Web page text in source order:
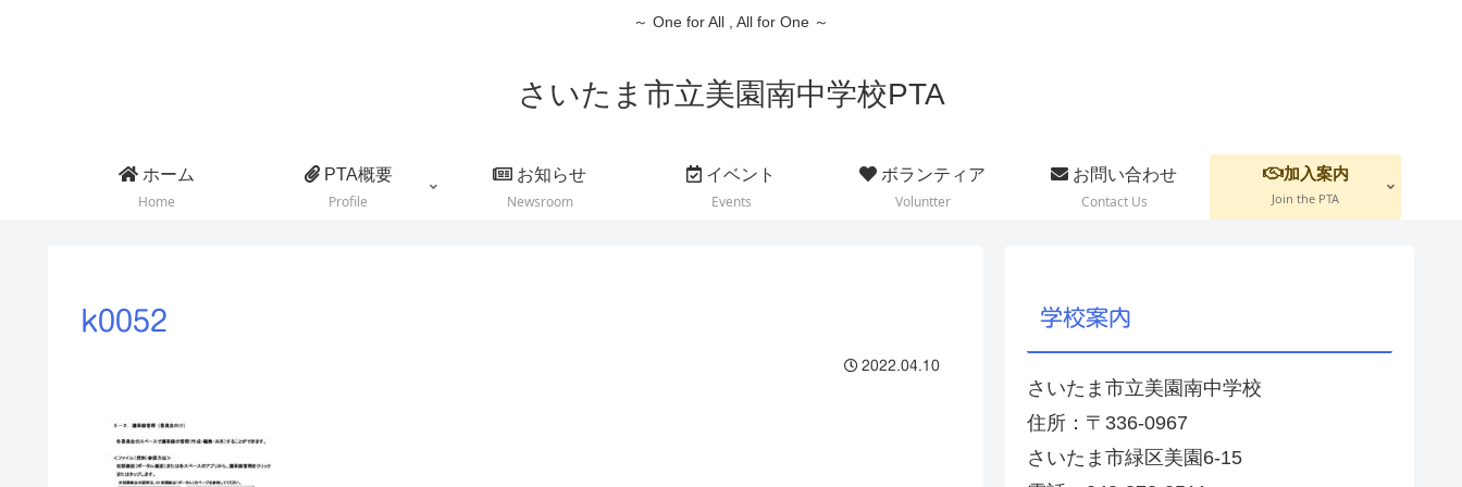
～ One for All , All for One ～
さいたま市立美園南中学校PTA
ホーム
Home
PTA概要
Profile
お知らせ
Newsroom
イベント
Events
ボランティア
Voluntter
お問い合わせ
Contact Us
加入案内
Join the PTA
k0052
2022.04.10
学校案内
さいたま市立美園南中学校
住所：〒336-0967
さいたま市緑区美園6-15